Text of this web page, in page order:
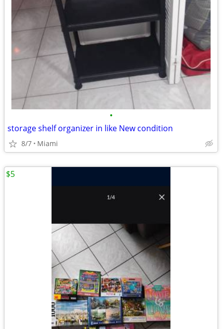
•
storage shelf organizer in like New condition
8/7 Miami
$5